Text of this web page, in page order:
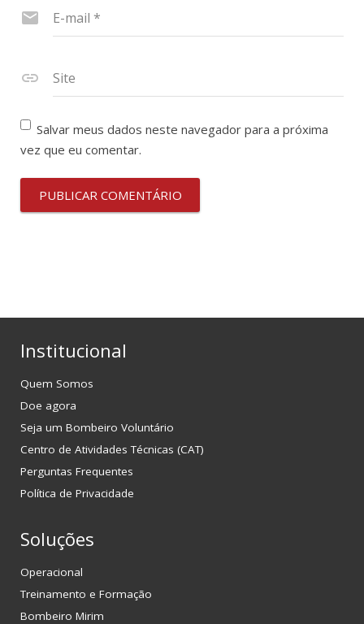
E-mail *
Site
Salvar meus dados neste navegador para a próxima
vez que eu comentar.
Institucional
Quem Somos
Doe agora
Seja um Bombeiro Voluntário
Centro de Atividades Técnicas (CAT)
Perguntas Frequentes
Política de Privacidade
Soluções
Operacional
Treinamento e Formação
Bombeiro Mirim